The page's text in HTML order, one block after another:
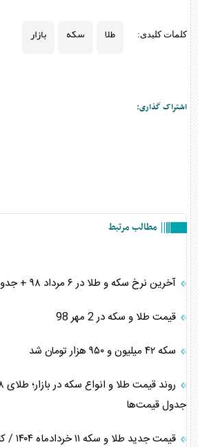
کلمات کلیدی: طلا سکه بازار
اشتراک گذاری:
مطالب مرتبط
آخرین نرخ سکه و طلا در ۶ مرداد ۹۸ + جدول
قیمت طلا و سکه در 2 مهر 98
سکه ۴۲ میلیون و ۹۵۰ هزار تومان شد
جدول قیمت‌ها
قیمت جدید طلا و سکه ۱۱ خردادماه ۱۴۰۴ / کاهش قیمت سکه